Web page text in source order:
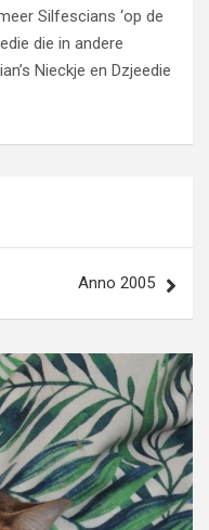
Silfescians ‘op de
die in andere
Nieckje en Dzjeedie
Anno 2005